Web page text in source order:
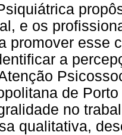
e os
promover esse
a
de
no
qualitativa,